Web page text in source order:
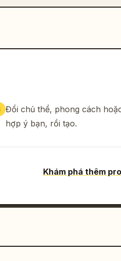
Đổi chủ thể, phong cách
hợp ý bạn, rồi tạo.
Khám phá thêm